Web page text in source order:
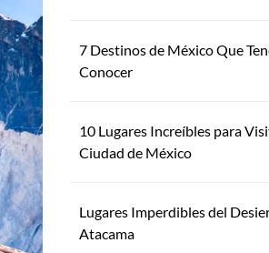
7 Destinos de México Que
Conocer
10 Lugares Increíbles para
Ciudad de México
Lugares Imperdibles del
Atacama